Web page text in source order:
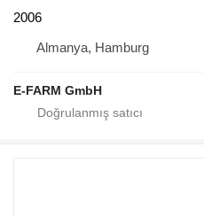
2006
Almanya, Hamburg
E-FARM GmbH